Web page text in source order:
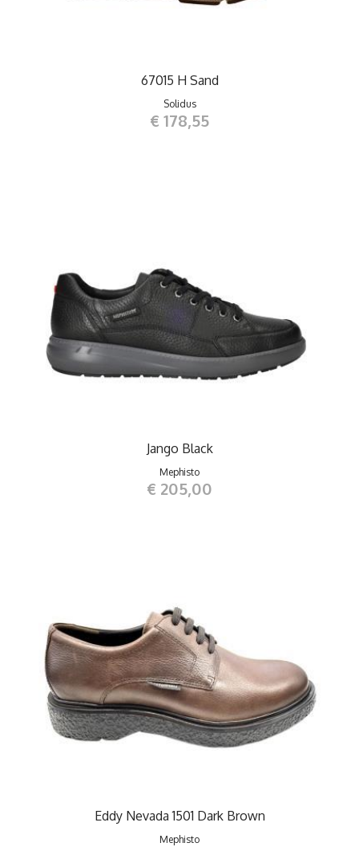
67015 H Sand
Solidus
€ 178,55
Jango Black
Mephisto
€ 205,00
Eddy Nevada 1501 Dark Brown
Mephisto